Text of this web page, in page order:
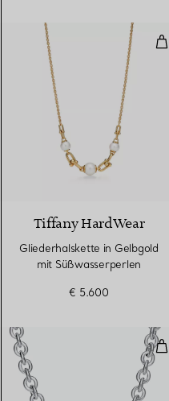
Tiffany HardWear
Gliederhalskette in Gelbgold
mit Süßwasserperlen
€ 5.600